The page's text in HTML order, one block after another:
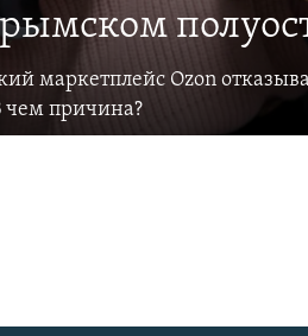
маркетплейс Ozon
причина?